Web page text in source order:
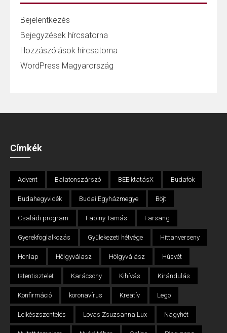
Bejelentkezés
Bejegyzések hírcsatorna
Hozzászólások hírcsatorna
WordPress Magyarország
Címkék
Advent Balatonszárszó BEEIktatásX Budafok
Budahegyvidék Budai Egyházmegye Böjt
Családi program Fabiny Tamás Farsang
Gyerekfoglalkozás Gyülekezeti hétvége Hittanverseny
Honlap Hölgyválasz Hölgyválász Húsvét
Istentisztelet Karácsony Kihívás Kirándulás
Konfirmáció koronavírus Kreatív Lego
Lelkészszentelés Lovas Zsuzsanna Lux Nagyhét